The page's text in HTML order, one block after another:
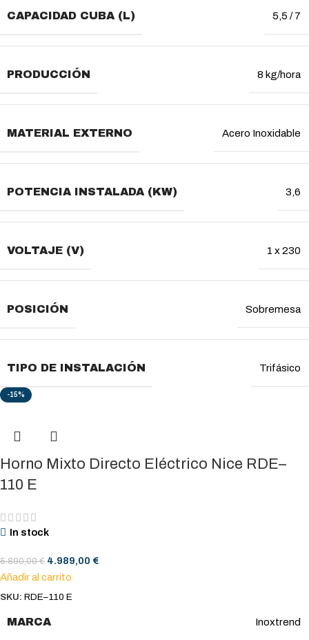
CAPACIDAD CUBA (L) 5,5 / 7
PRODUCCIÓN 8 kg/hora
MATERIAL EXTERNO Acero Inoxidable
POTENCIA INSTALADA (KW) 3,6
VOLTAJE (V) 1 x 230
POSICIÓN Sobremesa
TIPO DE INSTALACIÓN Trifásico
-15%
Horno Mixto Directo Eléctrico Nice RDE–
110 E
In stock
5.890,00€ 4.989,00 €
Añadir al carrito
SKU: RDE–110 E
MARCA Inoxtrend